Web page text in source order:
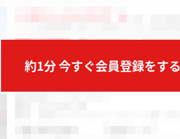
約1分 今すぐ会員登録をする